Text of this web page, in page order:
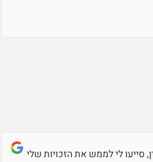
סייעו לי לממש את הזכויות שלי